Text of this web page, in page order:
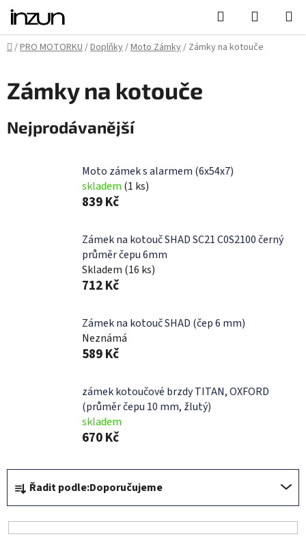
Přejít
obsah
Hledat
KOŠÍK
Domů
/PRO MOTORKU/Doplňky/Moto Zámky/ Zámky na kotouče
Zámky na kotouče
Nejprodávanější
Moto zámek s alarmem (6x54x7)
skladem (1 ks)
839 Kč
Zámek na kotouč SHAD SC21 C0S2100 černý
průměr čepu 6mm
Skladem (16 ks)
712 Kč
Zámek na kotouč SHAD (čep 6 mm)
Neznámá
589 Kč
zámek kotoučové brzdy TITAN, OXFORD
(průměr čepu 10 mm, žlutý)
skladem
670 Kč
Ř
a
z
e
Řadit podle:Doporučujeme